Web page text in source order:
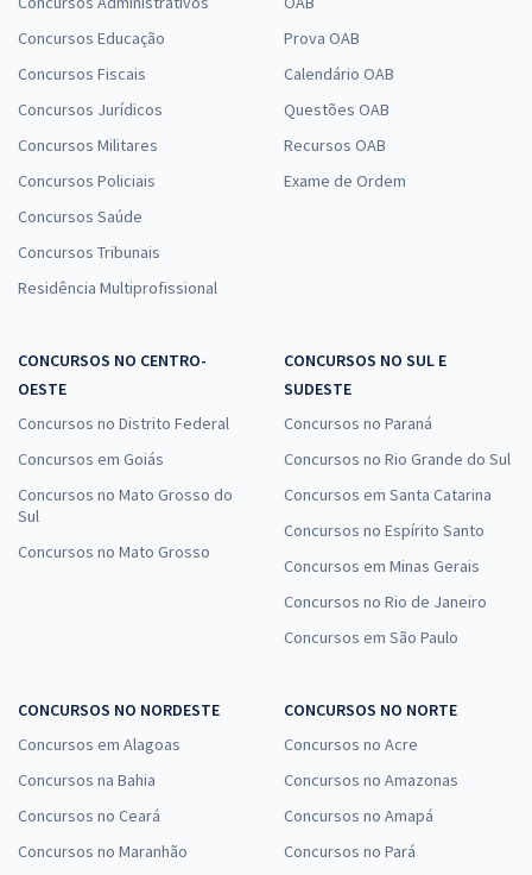
à vista
R$21,99
TJDFT - Tribunal de Justiça do Distrito Federal e dos Territórios -
Área: Apoio Especializado - Especialidade: Contabilidade
ou 12x de
R$33,33
Economize R$ 99,98 (-20%)
Comprar
TJDFT - Tribunal de Justiça do Distrito Federal e dos Territórios -
Regimento Interno - Professor: Francion Santos
à vista
R$6,66
Comprar
TJDFT - Tribunal de Justiça do Distrito Federal e dos Territórios -
Concursos Educação
Concursos Fiscais
Concursos Jurídicos
Concursos Militares
Concursos Policiais
Concursos Saúde
Concursos Tribunais
Residência Multiprofissional
Prova OAB
Calendário OAB
Questões OAB
Recursos OAB
Exame de Ordem
CONCURSOS NO CENTRO-
OESTE
Concursos no Distrito Federal
Concursos em Goiás
Concursos no Mato Grosso do
Sul
Concursos no Mato Grosso
CONCURSOS NO SUL E
SUDESTE
Concursos no Paraná
Concursos no Rio Grande do Sul
Concursos em Santa Catarina
Concursos no Espírito Santo
Concursos em Minas Gerais
Concursos no Rio de Janeiro
Concursos em São Paulo
CONCURSOS NO NORDESTE
Concursos em Alagoas
Concursos na Bahia
Concursos no Ceará
Concursos no Maranhão
CONCURSOS NO NORTE
Concursos no Acre
Concursos no Amazonas
Concursos no Amapá
Concursos no Pará